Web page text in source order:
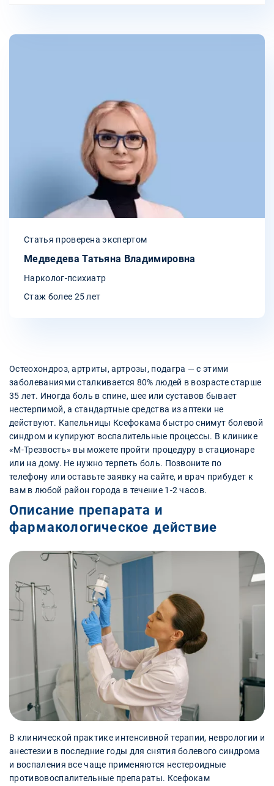
Статья проверена экспертом
Медведева Татьяна Владимировна
Нарколог-психиатр
Стаж более 25 лет
Остеохондроз, артриты, артрозы, подагра — с этими
заболеваниями сталкивается 80% людей в возрасте старше
35 лет. Иногда боль в спине, шее или суставов бывает
нестерпимой, а стандартные средства из аптеки не
действуют. Капельницы Ксефокама быстро снимут болевой
синдром и купируют воспалительные процессы. В клинике
«М-Трезвость» вы можете пройти процедуру в стационаре
или на дому. Не нужно терпеть боль. Позвоните по
телефону или оставьте заявку на сайте, и врач прибудет к
вам в любой район города в течение 1-2 часов.
Описание препарата и
фармакологическое действие
В клинической практике интенсивной терапии, неврологии и
анестезии в последние годы для снятия болевого синдрома
и воспаления все чаще применяются нестероидные
противовоспалительные препараты. Ксефокам